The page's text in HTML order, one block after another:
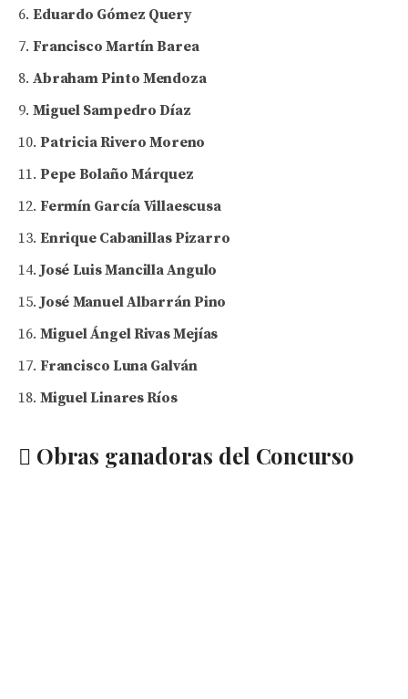
Eduardo Gómez Query
Francisco Martín Barea
Abraham Pinto Mendoza
Miguel Sampedro Díaz
Patricia Rivero Moreno
Pepe Bolaño Márquez
Fermín García Villaescusa
Enrique Cabanillas Pizarro
José Luis Mancilla Angulo
José Manuel Albarrán Pino
Miguel Ángel Rivas Mejías
Francisco Luna Galván
Miguel Linares Ríos
Obras ganadoras del Concurso